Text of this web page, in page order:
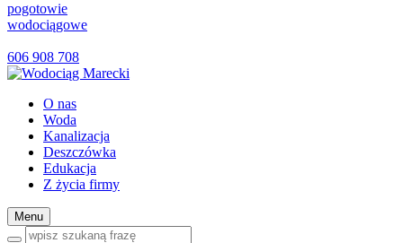
pogotowie
wodociągowe
606 908 708
O nas
Woda
Kanalizacja
Deszczówka
Edukacja
Z życia firmy
Menu